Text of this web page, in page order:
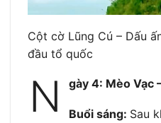
Cột cờ Lũng Cú – Dấu
đầu tổ quốc
N gày 4: Mèo Vạc
Buổi sáng: Sau